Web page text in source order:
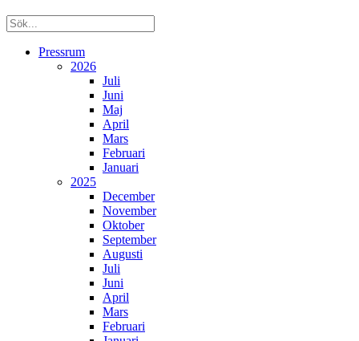
Pressrum
2026
Juli
Juni
Maj
April
Mars
Februari
Januari
2025
December
November
Oktober
September
Augusti
Juli
Juni
April
Mars
Februari